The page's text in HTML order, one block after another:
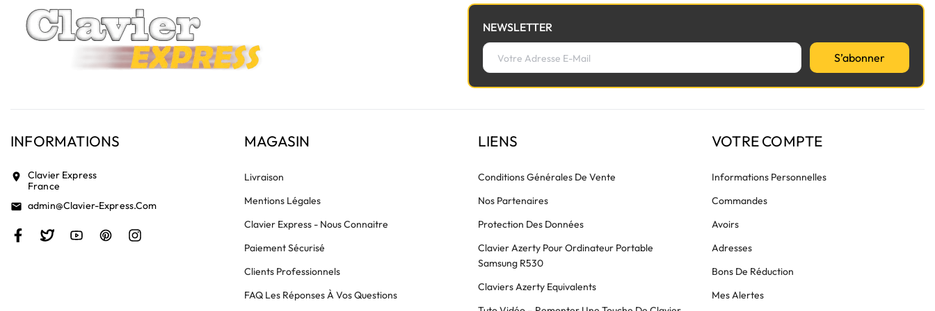
NEWSLETTER
S’abonner
INFORMATIONS
location_on
Clavier Express
France
email Admin@clavier-Express.com
MAGASIN
Livraison
Mentions Légales
Clavier Express - Nous Connaitre
Paiement Sécurisé
Clients Professionnels
FAQ Les Réponses À Vos Questions
LIENS
Conditions Générales De Vente
Nos Partenaires
Protection Des Données
Clavier Azerty Pour Ordinateur Portable
Samsung R530
Claviers Azerty Equivalents
VOTRE COMPTE
Informations Personnelles
Commandes
Avoirs
Adresses
Bons De Réduction
Mes Alertes